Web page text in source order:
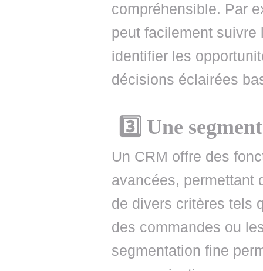
compréhensible. Par
peut facilement
identifier les
décisions éclairées
3️⃣ Une
Un CRM offre des
avancées, permettant
de divers critères tels
des commandes ou
segmentation fine